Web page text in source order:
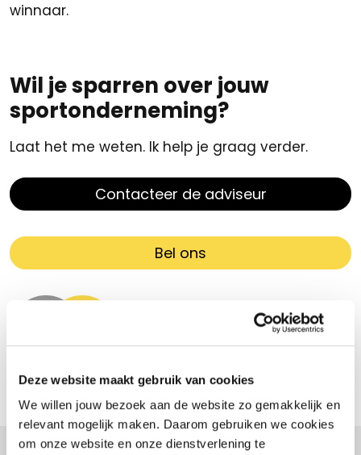
Deze website maakt gebruik van cookies
We willen jouw bezoek aan de website zo gemakkelijk en
relevant mogelijk maken. Daarom gebruiken we cookies
om onze website en onze dienstverlening te
winnaar.
Wil je sparren over jouw
sportonderneming?
Laat het me weten. Ik help je graag verder.
Contacteer de adviseur
Bel ons
Branchespecialist Sport